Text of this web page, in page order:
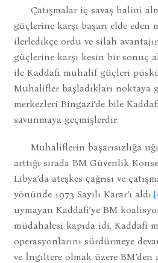
Çatışmalar iç savaş halini
güçlerine karşı başarı elde
ilerledikçe ordu ve silah
güçlerine karşı kesin bir sonuç
ile Kaddafi muhalif güçleri
Muhalifler başladıkları noktaya
merkezleri Bingazi’de bile
savunmaya geçmişlerdir.
Muhaliflerin başarısızlığa
arttığı sırada BM Güvenlik
Libya’da ateşkes çağrısı ve
yönünde 1973 Sayılı Karar’ı aldı.
uymayan Kaddafi’ye BM
müdahalesi kapıda idi. Kaddafi
operasyonlarını sürdürmeye
ve İngiltere olmak üzere BM’den